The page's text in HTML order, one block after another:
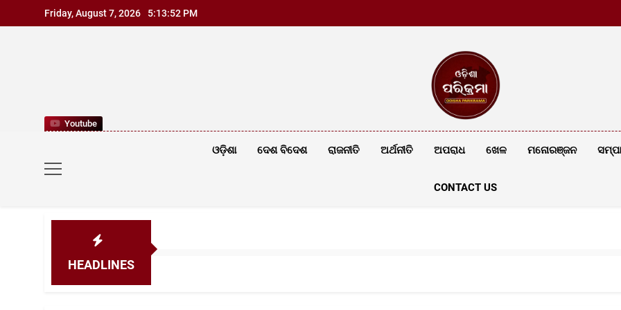
to
Friday, August 7, 2026 5:13:53 PM
ଓଡ଼ିଶା
Youtube
ଓଡ଼ିଶା ଦେଶ ବିଦେଶ ରାଜନୀତି ଅର୍ଥନୀତି ଅପରାଧ ଖେଳ ମନୋରଞ୍ଜନ
CONTACT US
HEADLINES